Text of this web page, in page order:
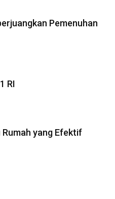
Pemenuhan
RI
yang Efektif